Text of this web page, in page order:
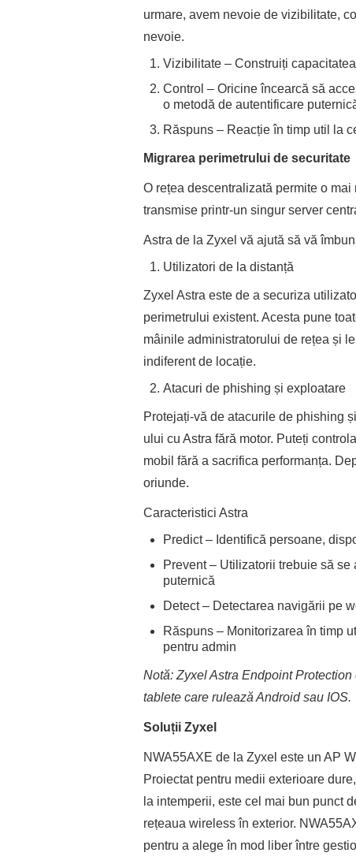
urmare, avem nevoie de vizibilitate,
nevoie.
Vizibilitate – Construiți
Control – Oricine încearcă să
o metodă de autentificare
Răspuns – Reacție în timp util la
Migrarea perimetrului de securitate
O rețea descentralizată permite o
transmise printr-un singur server
Astra de la Zyxel vă ajută să vă
Utilizatori de la distanță
Zyxel Astra este de a securiza
perimetrului existent. Acesta pune
mâinile administratorului de rețea și
indiferent de locație.
Atacuri de phishing și exploatare
Protejați-vă de atacurile de phishing
ului cu Astra fără motor. Puteți
mobil fără a sacrifica performanța.
oriunde.
Caracteristici Astra
Predict – Identifică persoane,
Prevent – Utilizatorii trebuie să
puternică
Detect – Detectarea navigării pe
Răspuns – Monitorizarea în timp
pentru admin
Notă: Zyxel Astra Endpoint
tablete care rulează Android sau IOS.
Soluții Zyxel
NWA55AXE de la Zyxel este un AP
Proiectat pentru medii exterioare
la intemperii, este cel mai bun punct
rețeaua wireless în exterior.
pentru a alege în mod liber între